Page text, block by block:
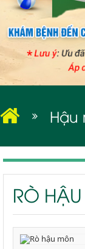
Hậu
Rò hậu
RÒ